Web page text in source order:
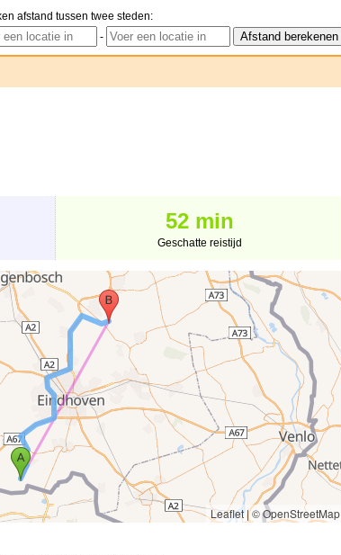
afstand tussen twee steden:
-
52 min
Geschatte reistijd
Leaflet|© OpenStreetMap